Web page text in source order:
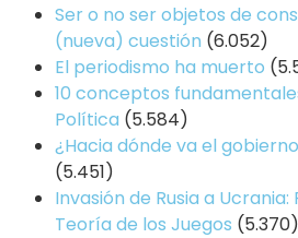
Ser o no ser objetos de
(nueva) cuestión (6.052)
El periodismo ha muerto
10 conceptos
Política (5.584)
¿Hacia dónde va el
(5.451)
Invasión de Rusia a
Teoría de los Juegos (5.370)